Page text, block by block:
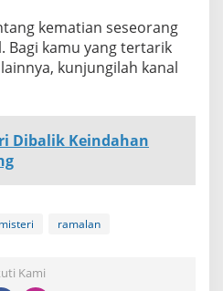
kematian seseorang
Bagi kamu yang tertarik
kunjungilah kanal
Dibalik Keindahan
misteri ramalan
Kami